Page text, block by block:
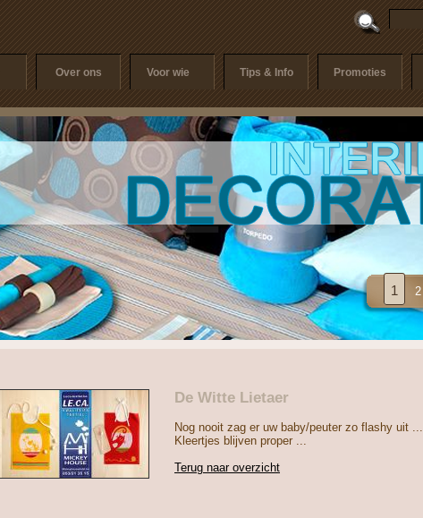
Over ons Voor wie Tips & Info Promoties
1 2
De Witte Lietaer
Nog nooit zag er uw baby/peuter zo flashy uit ...
Kleertjes blijven proper ...
Terug naar overzicht